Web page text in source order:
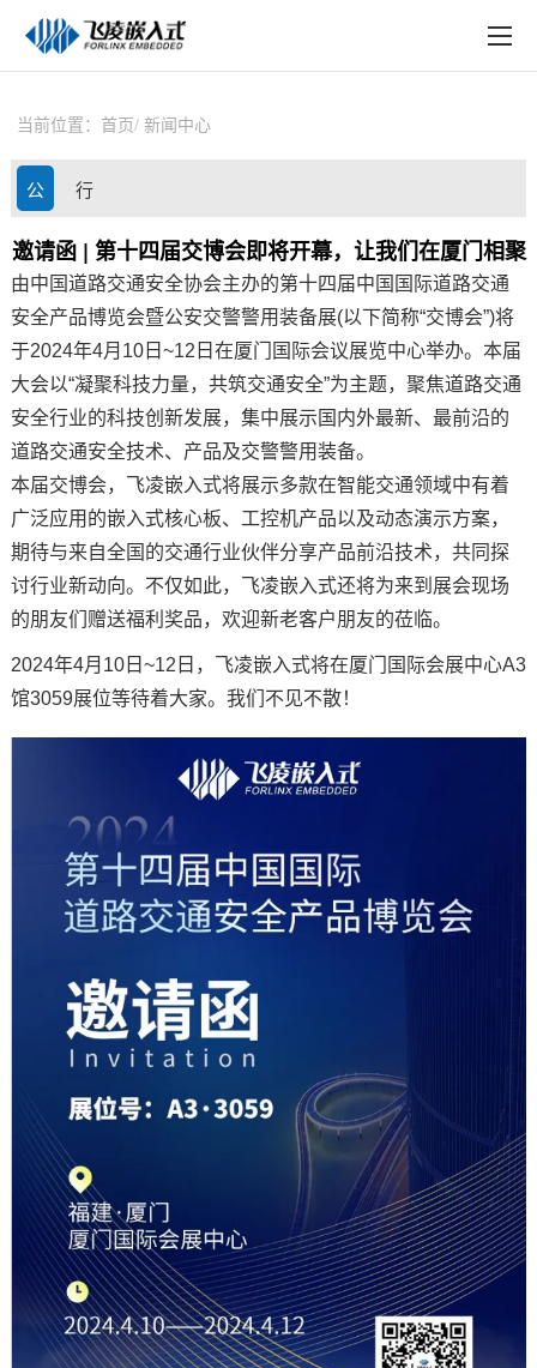
技术与支持
在线文档
方案定制
天猫商城
淘宝商城
新闻中心
技术论坛
在线购买
当前位置： 首页 新闻中心
公
司
动
态
行
业
资
讯
邀请函 | 第十四届交博会即将开幕，让我们在厦门相聚
由中国道路交通安全协会主办的第十四届中国国际道路交通
安全产品博览会暨公安交警警用装备展(以下简称“交博会”)将
于2024年4月10日~12日在厦门国际会议展览中心举办。本届
大会以“凝聚科技力量，共筑交通安全”为主题，聚焦道路交通
安全行业的科技创新发展，集中展示国内外最新、最前沿的
道路交通安全技术、产品及交警警用装备。
本届交博会， 飞凌嵌入式将展示多款在智能交通领域中有着
广泛应用的嵌入式核心板、 工控机产品以及动态演示方案，
期待与来自全国的交通行业伙伴分享产品前沿技术，共同探
讨行业新动向。不仅如此， 飞凌嵌入式还将为来到展会现场
的朋友们赠送福利奖品，欢迎新老客户朋友的莅临。
2024年4月10日~12日，飞凌嵌入式将在厦门国际会展中心A3
馆3059展位等待着大家。我们不见不散！